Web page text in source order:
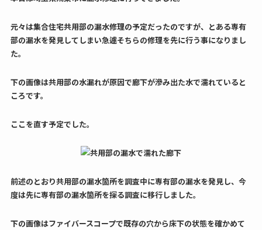
元々は集合住宅共用部の漏水修理の予定だったのですが、とある専有
部の漏水を発見してしまい急遽そちらの修理を先に行う事になりまし
た。
下の画像は共用部の水漏れが原因で廊下が滲み出た水で濡れていると
ころです。
ここを直す予定でした。
前述のとおり共用部の漏水箇所を調査中に専有部の漏水を発見し、今
度は先に専有部の漏水箇所を探る調査に移行しました。
下の画像はファイバースコープで既存の穴から床下の状態を確かめて